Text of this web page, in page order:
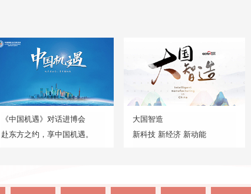
《中国机遇》对话进博会
赴东方之约，享中国机遇。
大国智造
新科技 新经济 新动能